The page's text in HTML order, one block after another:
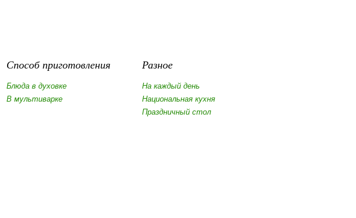
Способ приготовления
Блюда в духовке
В мультиварке
Разное
На каждый день
Национальная кухня
Праздничный стол